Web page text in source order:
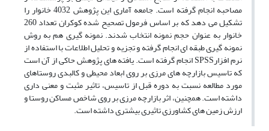
مصاحبه انجام گرفته است. جامعه آماری این پژوهش 4032 خانوار را
تشکیل می دهد که بر اساس فرمول تصحیح شده کوکران تعداد 260
خانوار به عنوان حجم نمونه انتخاب شدند. نمونه گیری هم به روش
نمونه گیری طبقه ای انجام گرفته و تجزیه و تحلیل اطلاعات با استفاده از
نرم افزارSPSS انجام گرفته است. یافته های پژوهش حاکی از آن است
که تاسیس بازارچه های مرزی بر روی ابعاد محیطی و کالبدی روستاهای
مورد مطالعه نسبت به دوره قبل از تاسیس، تاثیر مثبت و معنی داری
داشته است. همچنین، اثر بازارچه مرزی بر روی شاخص مساکن روستا و
ارزش زمین های کشاورزی تاثیری بیشتری داشته است.